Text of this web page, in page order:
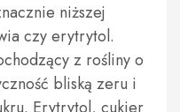
niższej
czy erytrytol.
z rośliny o
bliską zeru i